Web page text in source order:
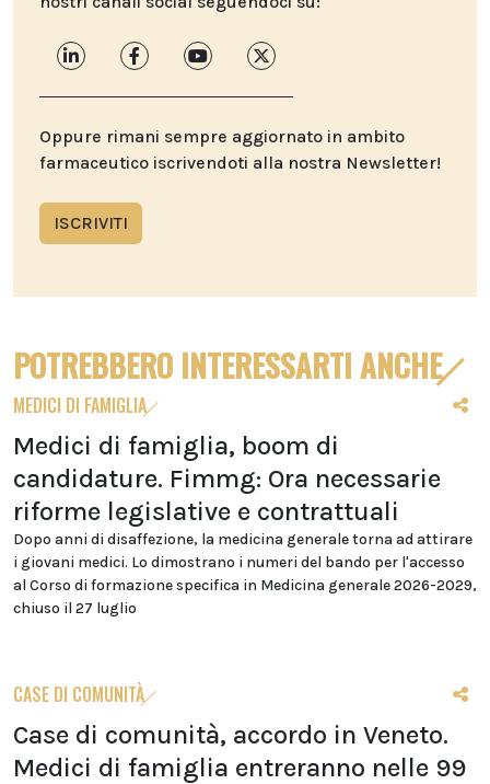
Oppure rimani sempre aggiornato in ambito
farmaceutico iscrivendoti alla nostra Newsletter!
ISCRIVITI
POTREBBERO INTERESSARTI ANCHE
MEDICI DI FAMIGLIA
Medici di famiglia, boom di
candidature. Fimmg: Ora necessarie
riforme legislative e contrattuali
Dopo anni di disaffezione, la medicina generale torna ad attirare
i giovani medici. Lo dimostrano i numeri del bando per l'accesso
al Corso di formazione specifica in Medicina generale 2026-2029,
chiuso il 27 luglio
CASE DI COMUNITÀ
Case di comunità, accordo in Veneto.
Medici di famiglia entreranno nelle 99